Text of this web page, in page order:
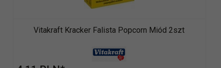
Vitakraft Kracker Falista Popcorn Miód 2szt